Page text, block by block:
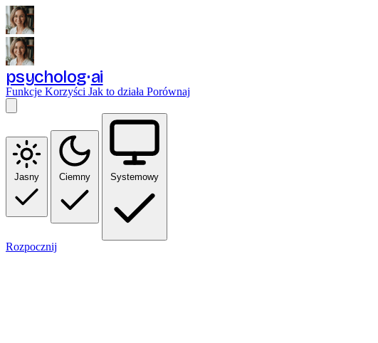
psycholog ai
Funkcje Korzyści Jak to działa Porównaj
Jasny Ciemny Systemowy
Rozpocznij